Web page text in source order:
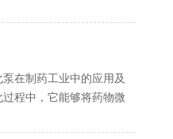
在制药工业中的应用及
程中，它能够将药物微